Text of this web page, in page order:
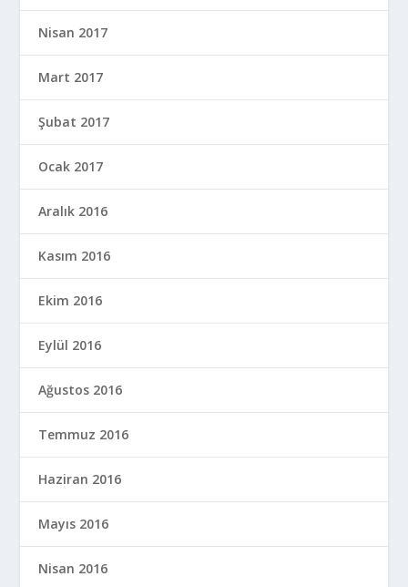
Nisan 2017
Mart 2017
Şubat 2017
Ocak 2017
Aralık 2016
Kasım 2016
Ekim 2016
Eylül 2016
Ağustos 2016
Temmuz 2016
Haziran 2016
Mayıs 2016
Nisan 2016